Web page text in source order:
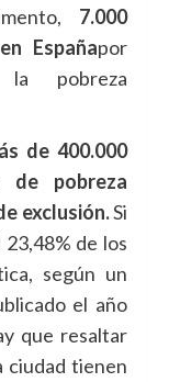
7.000
Españapor
la pobreza
de 400.000
de pobreza
exclusión.Si
23,48% de los
según un
el año
que resaltar
ciudad tienen